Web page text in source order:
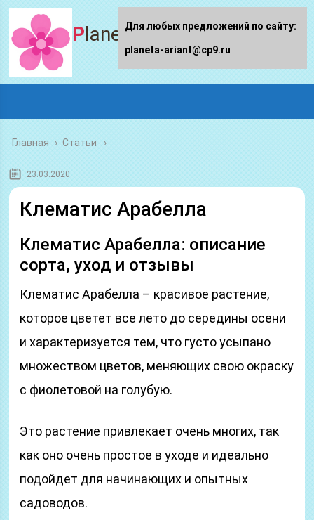
Planeta-ariant
Главная › Статьи
23.03.2020
Клематис Арабелла
Клематис Арабелла: описание
сорта, уход и отзывы
Клематис Арабелла – красивое растение,
которое цветет все лето до середины осени
и характеризуется тем, что густо усыпано
множеством цветов, меняющих свою окраску
с фиолетовой на голубую.
Это растение привлекает очень многих, так
как оно очень простое в уходе и идеально
подойдет для начинающих и опытных
садоводов.
Для любых предложений по сайту:
planeta-ariant@cp9.ru